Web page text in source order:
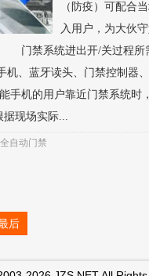
（防疫）可配合
入用户，为大伙
门禁系统进出开/关过程所
机、蓝牙读头、门禁控制器
手机的用户靠近门禁系统时
据现场实际...
全自动门禁
后